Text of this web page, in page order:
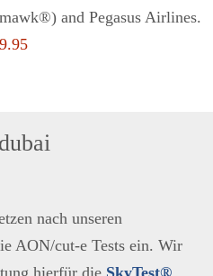
and Pegasus Airlines.
nach unseren
AON/cut-e Tests ein. Wir
hierfür die SkyTest®